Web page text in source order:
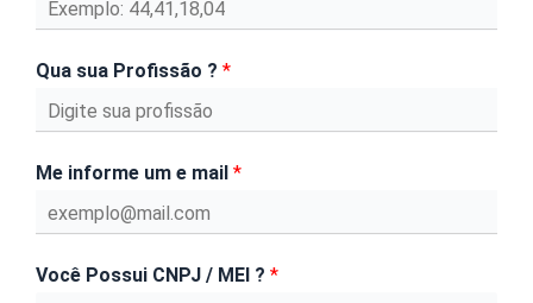
Qua sua Profissão ? *
Me informe um e mail *
Você Possui CNPJ / MEI ? *